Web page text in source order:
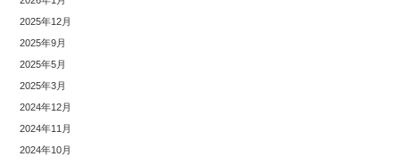
2025年12月
2025年9月
2025年5月
2025年3月
2024年12月
2024年11月
2024年10月